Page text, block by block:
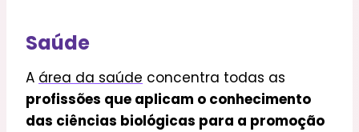
Saúde
A área da saúde concentra todas as
profissões que aplicam o conhecimento
das ciências biológicas para a promoção